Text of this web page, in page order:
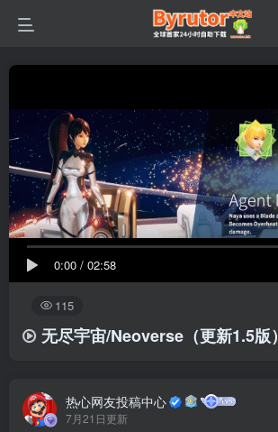
0:00 / 02:58
115
无尽宇宙/Neoverse（更新1.5版）
热心网友投稿中心
7月21日更新